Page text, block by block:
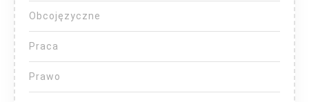
Obcojęzyczne
Praca
Prawo